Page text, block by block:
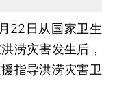
22日从国家卫生
涝灾害发生后，
指导洪涝灾害卫